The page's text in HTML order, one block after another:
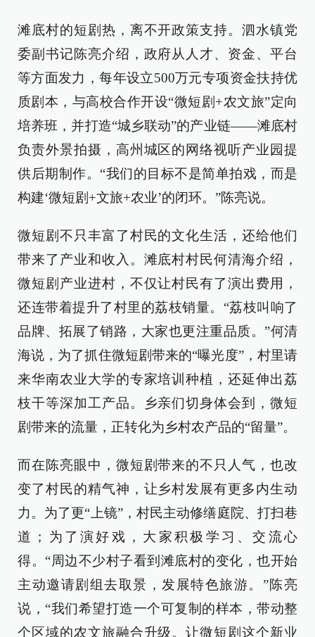
滩底村的短剧热，离不开政策支持。泗水镇党
委副书记陈亮介绍，政府从人才、资金、平台
等方面发力，每年设立500万元专项资金扶持优
质剧本，与高校合作开设“微短剧+农文旅”定向
培养班，并打造“城乡联动”的产业链——滩底村
负责外景拍摄，高州城区的网络视听产业园提
供后期制作。“我们的目标不是简单拍戏，而是
构建‘微短剧+文旅+农业’的闭环。”陈亮说。
微短剧不只丰富了村民的文化生活，还给他们
带来了产业和收入。滩底村村民何清海介绍，
微短剧产业进村，不仅让村民有了演出费用，
还连带着提升了村里的荔枝销量。“荔枝叫响了
品牌、拓展了销路，大家也更注重品质。”何清
海说，为了抓住微短剧带来的“曝光度”，村里请
来华南农业大学的专家培训种植，还延伸出荔
枝干等深加工产品。乡亲们切身体会到，微短
剧带来的流量，正转化为乡村农产品的“留量”。
而在陈亮眼中，微短剧带来的不只人气，也改
变了村民的精气神，让乡村发展有更多内生动
力。为了更“上镜”，村民主动修缮庭院、打扫巷
道；为了演好戏，大家积极学习、交流心
得。“周边不少村子看到滩底村的变化，也开始
主动邀请剧组去取景，发展特色旅游。”陈亮
说，“我们希望打造一个可复制的样本，带动整
个区域的农文旅融合升级。让微短剧这个新业